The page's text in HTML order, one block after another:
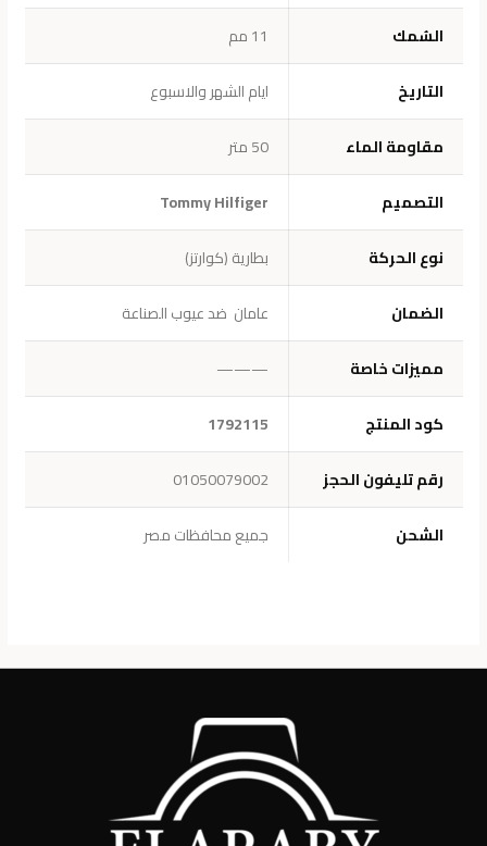
السُمك
11 مم
التاريخ
ايام الشهر والاسبوع
مقاومة الماء
50 متر
التصميم
Tommy Hilfiger
نوع الحركة
بطارية (كوارتز)
الضمان
عامان ضد عيوب الصناعة
مميزات خاصة
———
كود المنتج
1792115
رقم تليفون الحجز
01050079002
الشحن
جميع محافظات مصر